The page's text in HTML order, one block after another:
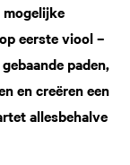
mogelijke
eerste viool –
paden,
en creëren een
allesbehalve